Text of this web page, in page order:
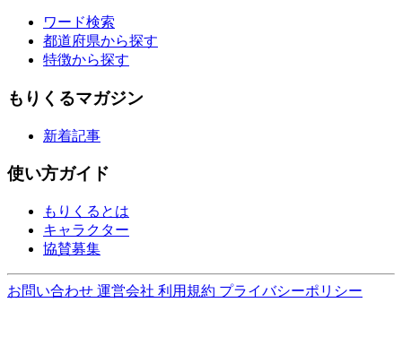
ワード検索
都道府県から探す
特徴から探す
もりくるマガジン
新着記事
使い方ガイド
もりくるとは
キャラクター
協賛募集
お問い合わせ 運営会社 利用規約 プライバシーポリシー